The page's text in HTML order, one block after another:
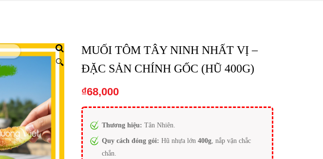
🔍
MUỐI TÔM TÂY NINH NHẤT VỊ –
ĐẶC SẢN CHÍNH GỐC (HŨ 400G)
₫68,000
Thương hiệu: Tân Nhiên.
Quy cách đóng gói: Hũ nhựa lớn400g, nắp vặn chắc
chắn.